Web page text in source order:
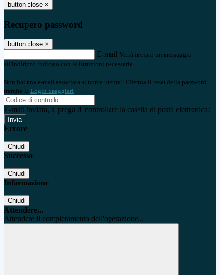
button close ×
Recupero password
button close ×
E-mail Verrà inviato un messaggio
all'indirizzo indicato con le istruzioni necessarie.
Non hai una e-mail associata al nome utente? Effettua il reset della password
tramite la Login Spaggiari
E-mail inviata, si prega di controllare la casella di posta elettronica!
Errore
Chiudi
Successo
Chiudi
Informazione
Chiudi
Attendere...
Attendere il completamento dell'operazione...